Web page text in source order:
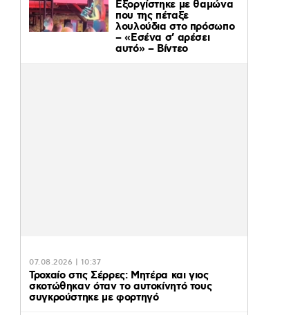
Εξοργίστηκε με θαμώνα
που της πέταξε
λουλούδια στο πρόσωπο
– «Εσένα σ’ αρέσει
αυτό» – Βίντεο
07.08.2026 | 10:37
Τροχαίο στις Σέρρες: Μητέρα και γιος
σκοτώθηκαν όταν το αυτοκίνητό τους
συγκρούστηκε με φορτηγό